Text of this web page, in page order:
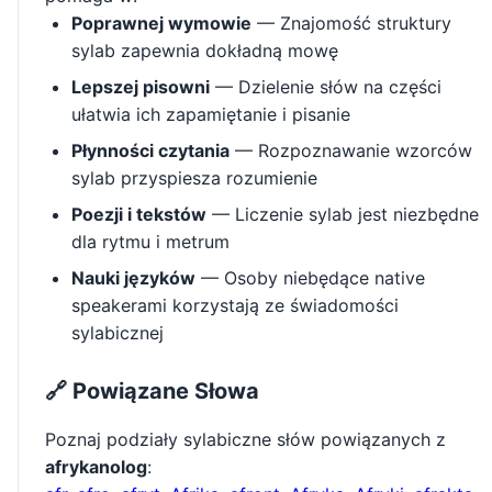
Poprawnej wymowie — Znajomość struktury
sylab zapewnia dokładną mowę
Lepszej pisowni — Dzielenie słów na części
ułatwia ich zapamiętanie i pisanie
Płynności czytania — Rozpoznawanie wzorców
sylab przyspiesza rozumienie
Poezji i tekstów — Liczenie sylab jest niezbędne
dla rytmu i metrum
Nauki języków — Osoby niebędące native
speakerami korzystają ze świadomości
sylabicznej
🔗 Powiązane Słowa
Poznaj podziały sylabiczne słów powiązanych z
afrykanolog: